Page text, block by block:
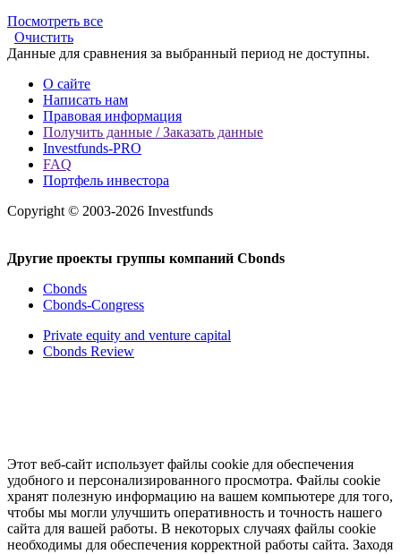
Посмотреть все
Очистить
Данные для сравнения за выбранный период не доступны.
О сайте
Написать нам
Правовая информация
Получить данные / Заказать данные
Investfunds-PRO
FAQ
Портфель инвестора
Copyright © 2003-2026 Investfunds
Другие проекты группы компаний Cbonds
Cbonds
Cbonds-Congress
Private equity and venture capital
Cbonds Review
Этот веб-сайт использует файлы cookie для обеспечения
удобного и персонализированного просмотра. Файлы cookie
хранят полезную информацию на вашем компьютере для того,
чтобы мы могли улучшить оперативность и точность нашего
сайта для вашей работы. В некоторых случаях файлы cookie
необходимы для обеспечения корректной работы сайта. Заходя